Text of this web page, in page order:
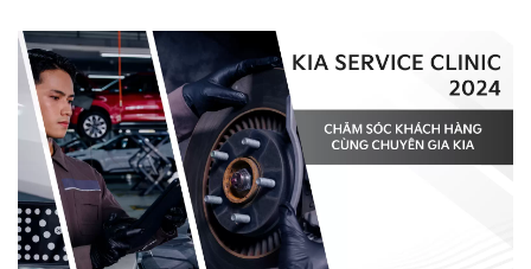
khách hàng cùng chuyên gia Kia (Kia Service Clinic), tạo điều
kiện để khách hàng được kiểm tra và tư vấn xe miễn phí với
nhiều ưu đãi và quà tặng hấp dẫn.